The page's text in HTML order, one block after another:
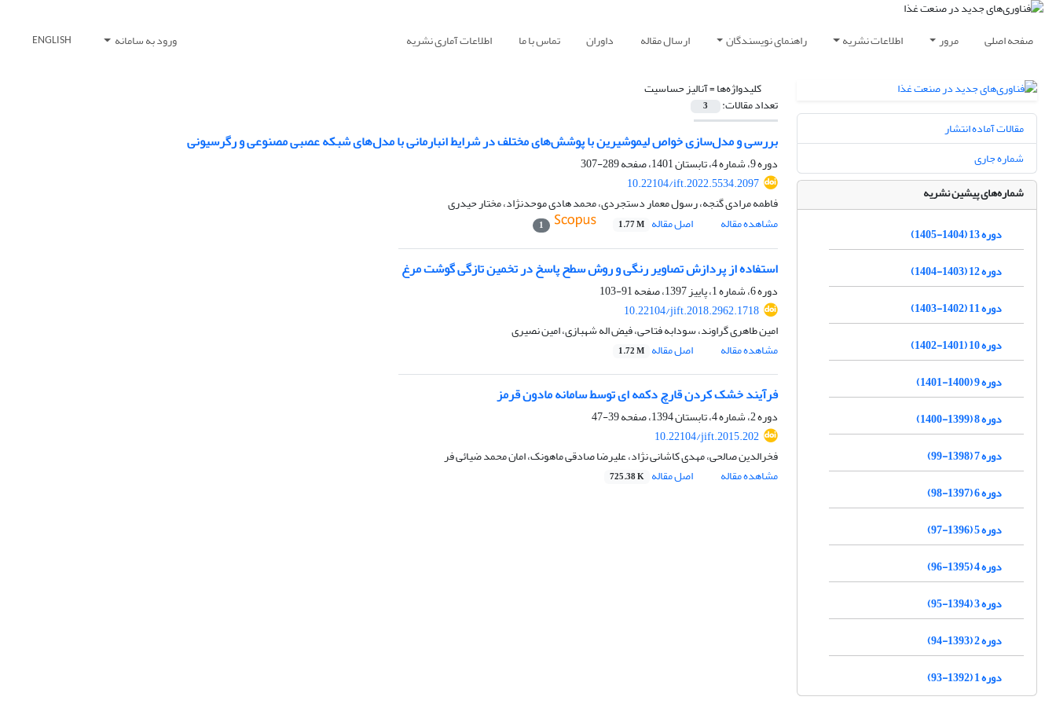
صفحه اصلی مرور اطلاعات نشریه راهنمای نویسندگان ارسال مقاله داوران تماس با ما اطلاعات آماری نشریه ورود به سامانه ENGLISH
کلیدواژه‌ها =آنالیز حساسیت
تعداد مقالات: 3
بررسی و مدل‌سازی خواص لیموشیرین با پوشش‌های مختلف در شرایط انبارمانی با مدل‌های شبکه عصبی مصنوعی و رگرسیونی
دوره 9، شماره 4، تابستان 1401، صفحه
289-307
10.22104/ift.2022.5534.2097
فاطمه مرادی گنجه، رسول معمار دستجردی، محمد هادی موحدنژاد، مختار حیدری
مشاهده مقاله
اصل مقاله 1.77 M
1
استفاده از پردازش تصاویر رنگی و روش سطح پاسخ در تخمین تازگی گوشت مرغ
دوره 6، شماره 1، پاییز 1397، صفحه
91-103
10.22104/jift.2018.2962.1718
امین طاهری گراوند، سودابه فتاحی، فیض اله شهبازی، امین نصیری
مشاهده مقاله
اصل مقاله 1.72 M
فرآیند خشک کردن قارچ دکمه ای توسط سامانه مادون قرمز
دوره 2، شماره 4، تابستان 1394، صفحه
39-47
10.22104/jift.2015.202
فخرالدین صالحی، مهدی کاشانی نژاد، علیرضا صادقی ماهونک، امان محمد ضیائی فر
مشاهده مقاله
اصل مقاله 725.38 K
مقالات آماده انتشار
شماره جاری
شماره‌های پیشین نشریه
دوره 13 (1404-1405)
دوره 12 (1403-1404)
دوره 11 (1402-1403)
دوره 10 (1401-1402)
دوره 9 (1400-1401)
دوره 8 (1399-1400)
دوره 7 (1398-99)
دوره 6 (1397-98)
دوره 5 (1396-97)
دوره 4 (1395-96)
دوره 3 (1394-95)
دوره 2 (1393-94)
دوره 1 (1392-93)